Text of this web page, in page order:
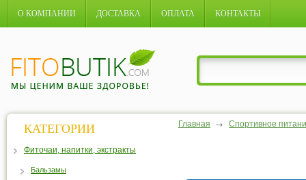
О КОМПАНИИ ДОСТАВКА ОПЛАТА КОНТАКТЫ
Главная Спортивное
КАТЕГОРИИ
Фиточаи, напитки, экстракты
Бальзамы